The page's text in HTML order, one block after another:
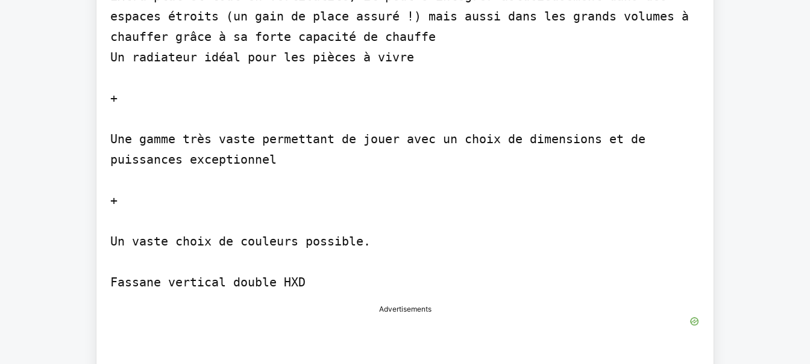
espaces étroits (un gain de place assuré !) mais aussi dans les grands volumes à
chauffer grâce à sa forte capacité de chauffe
Un radiateur idéal pour les pièces à vivre
+
Une gamme très vaste permettant de jouer avec un choix de dimensions et de
puissances exceptionnel
+
Un vaste choix de couleurs possible.
Advertisements